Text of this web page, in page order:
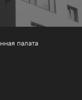
палата